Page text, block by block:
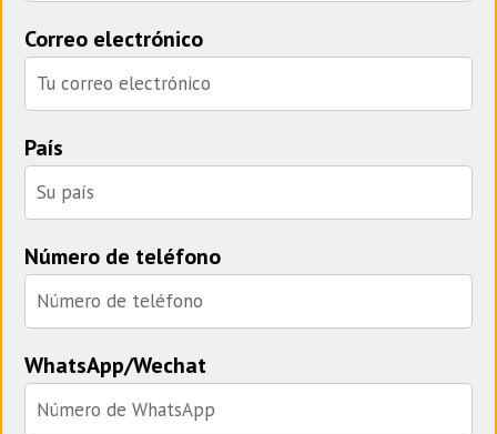
Correo electrónico
País
Número de teléfono
WhatsApp/Wechat